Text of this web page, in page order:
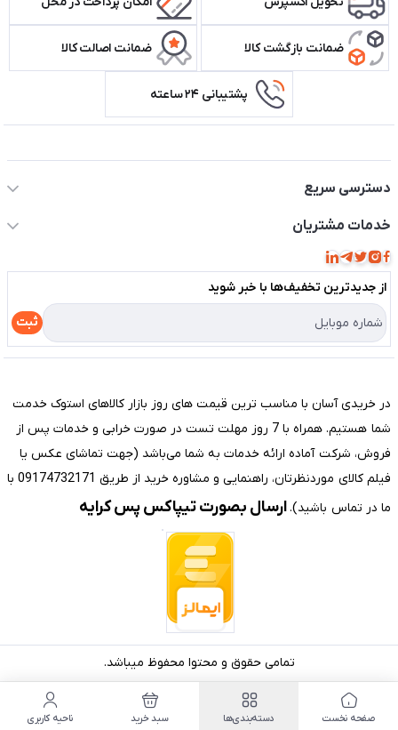
ضمانت بازگشت کالا ضمانت اصالت کالا
پشتیبانی ۲۴ ساعته
دسترسی سریع
حساب کاربری
مجله فروشگاه
لیست محصولات
درباره ما
تماس با ما
خدمات مشتریان
قوانین و مقررات
حریم خصوصی
راهنما
از جدید‌ترین تخفیف‌ها با‌ خبر شوید
ثبت
در خریدی آسان با مناسب ترین قیمت های روز بازار کالاهای استوک خدمت
شما هستیم. همراه با 7 روز مهلت تست در صورت خرابی و خدمات پس از
فروش، شرکت آماده ارائه خدمات به شما می‌باشد (جهت تماشای عکس یا
فیلم کالای موردنظرتان، راهنمایی و مشاوره خرید از طریق 09174732171 با
ما در تماس باشید).ارسال بصورت تیپاکس پس کرایه
تمامی حقوق و محتوا محفوظ میباشد.
صفحه نخست دسته‌بندی‌ها سبد خرید ناحیه کاربری